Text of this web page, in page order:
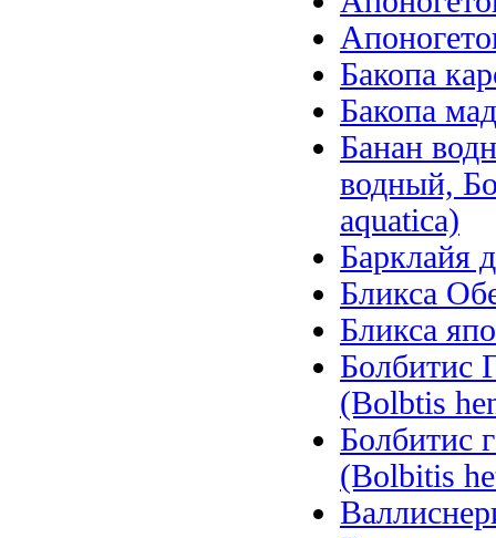
Бакопа
Бакопа
Банан
водный,
aquatica)
Барклайя
Бликса
Бликса
Болбитис
(Bolbtis
Болбитис
(Bolbitis